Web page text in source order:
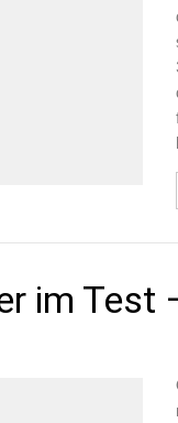
im Test